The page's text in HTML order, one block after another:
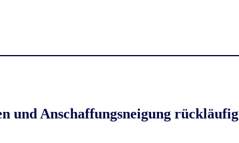
und Anschaffungsneigung rückläufig